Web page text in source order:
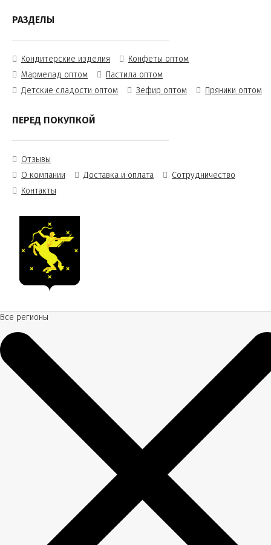
РАЗДЕЛЫ
Кондитерские изделия
Конфеты оптом
Мармелад оптом
Пастила оптом
Детские сладости оптом
Зефир оптом Пряники оптом
ПЕРЕД ПОКУПКОЙ
Отзывы
О компании
Доставка и оплата
Сотрудничество
Контакты
Все регионы